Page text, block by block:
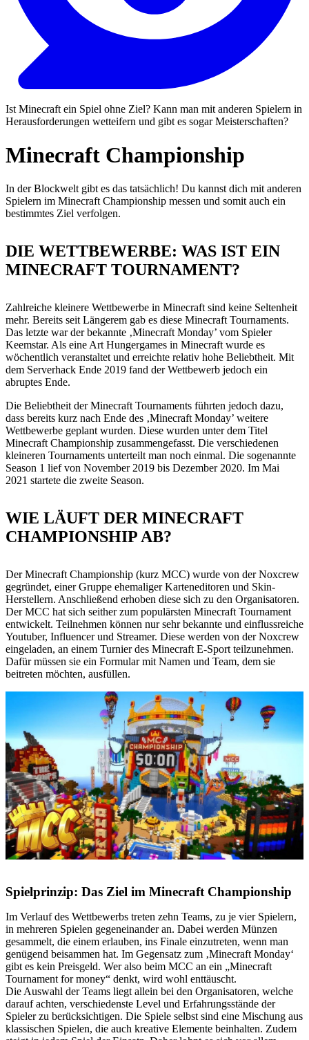
Ist Minecraft ein Spiel ohne Ziel? Kann man mit anderen Spielern in
Herausforderungen wetteifern und gibt es sogar Meisterschaften?
Minecraft Championship
In der Blockwelt gibt es das tatsächlich! Du kannst dich mit anderen
Spielern im Minecraft Championship messen und somit auch ein
bestimmtes Ziel verfolgen.
DIE WETTBEWERBE: WAS IST EIN
MINECRAFT TOURNAMENT?
Zahlreiche kleinere Wettbewerbe in Minecraft sind keine Seltenheit
mehr. Bereits seit Längerem gab es diese Minecraft Tournaments.
Das letzte war der bekannte ‚Minecraft Monday’ vom Spieler
Keemstar. Als eine Art Hungergames in Minecraft wurde es
wöchentlich veranstaltet und erreichte relativ hohe Beliebtheit. Mit
dem Serverhack Ende 2019 fand der Wettbewerb jedoch ein
abruptes Ende.
Die Beliebtheit der Minecraft Tournaments führten jedoch dazu,
dass bereits kurz nach Ende des ‚Minecraft Monday’ weitere
Wettbewerbe geplant wurden. Diese wurden unter dem Titel
Minecraft Championship zusammengefasst. Die verschiedenen
kleineren Tournaments unterteilt man noch einmal. Die sogenannte
Season 1 lief von November 2019 bis Dezember 2020. Im Mai
2021 startete die zweite Season.
WIE LÄUFT DER MINECRAFT
CHAMPIONSHIP AB?
Der Minecraft Championship (kurz MCC) wurde von der Noxcrew
gegründet, einer Gruppe ehemaliger Karteneditoren und Skin-
Herstellern. Anschließend erhoben diese sich zu den Organisatoren.
Der MCC hat sich seither zum populärsten Minecraft Tournament
entwickelt. Teilnehmen können nur sehr bekannte und einflussreiche
Youtuber, Influencer und Streamer. Diese werden von der Noxcrew
eingeladen, an einem Turnier des Minecraft E-Sport teilzunehmen.
Dafür müssen sie ein Formular mit Namen und Team, dem sie
beitreten möchten, ausfüllen.
Spielprinzip: Das Ziel im Minecraft Championship
Im Verlauf des Wettbewerbs treten zehn Teams, zu je vier Spielern,
in mehreren Spielen gegeneinander an. Dabei werden Münzen
gesammelt, die einem erlauben, ins Finale einzutreten, wenn man
genügend beisammen hat. Im Gegensatz zum ‚Minecraft Monday‘
gibt es kein Preisgeld. Wer also beim MCC an ein „Minecraft
Tournament for money“ denkt, wird wohl enttäuscht.
Die Auswahl der Teams liegt allein bei den Organisatoren, welche
darauf achten, verschiedenste Level und Erfahrungsstände der
Spieler zu berücksichtigen. Die Spiele selbst sind eine Mischung aus
klassischen Spielen, die auch kreative Elemente beinhalten. Zudem